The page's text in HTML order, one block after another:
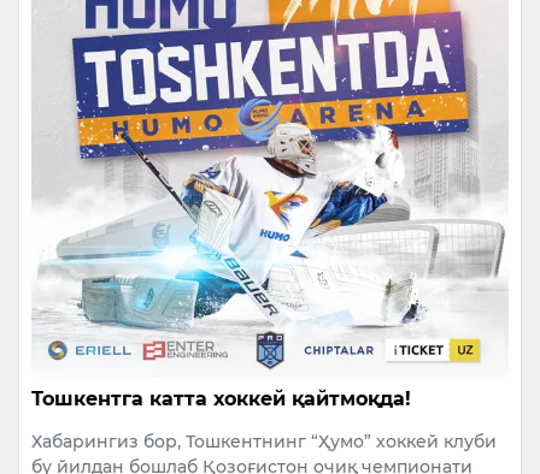
Тошкентга катта хоккей қайтмоқда!
Хабарингиз бор, Тошкентнинг “Ҳумо” хоккей клуби
бу йилдан бошлаб Қозоғистон очиқ чемпионати